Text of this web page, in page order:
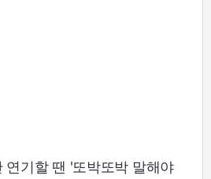
연기할 땐 '또박또박 말해야